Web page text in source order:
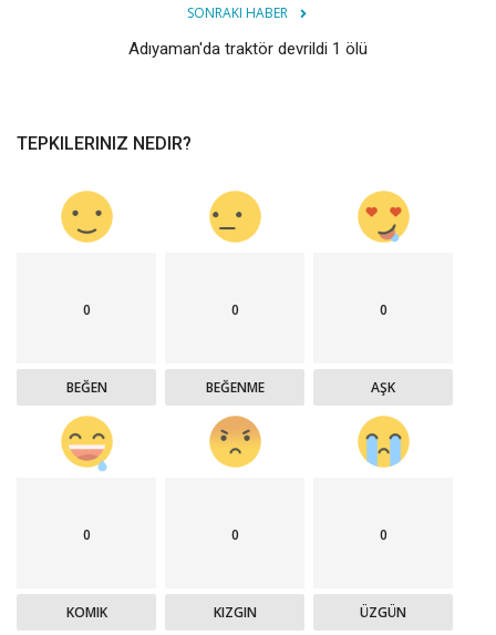
SONRAKI HABER
Adıyaman'da traktör devrildi 1 ölü
TEPKILERINIZ NEDIR?
0
BEĞEN
0
BEĞENME
0
AŞK
0
KOMIK
0
KIZGIN
0
ÜZGÜN